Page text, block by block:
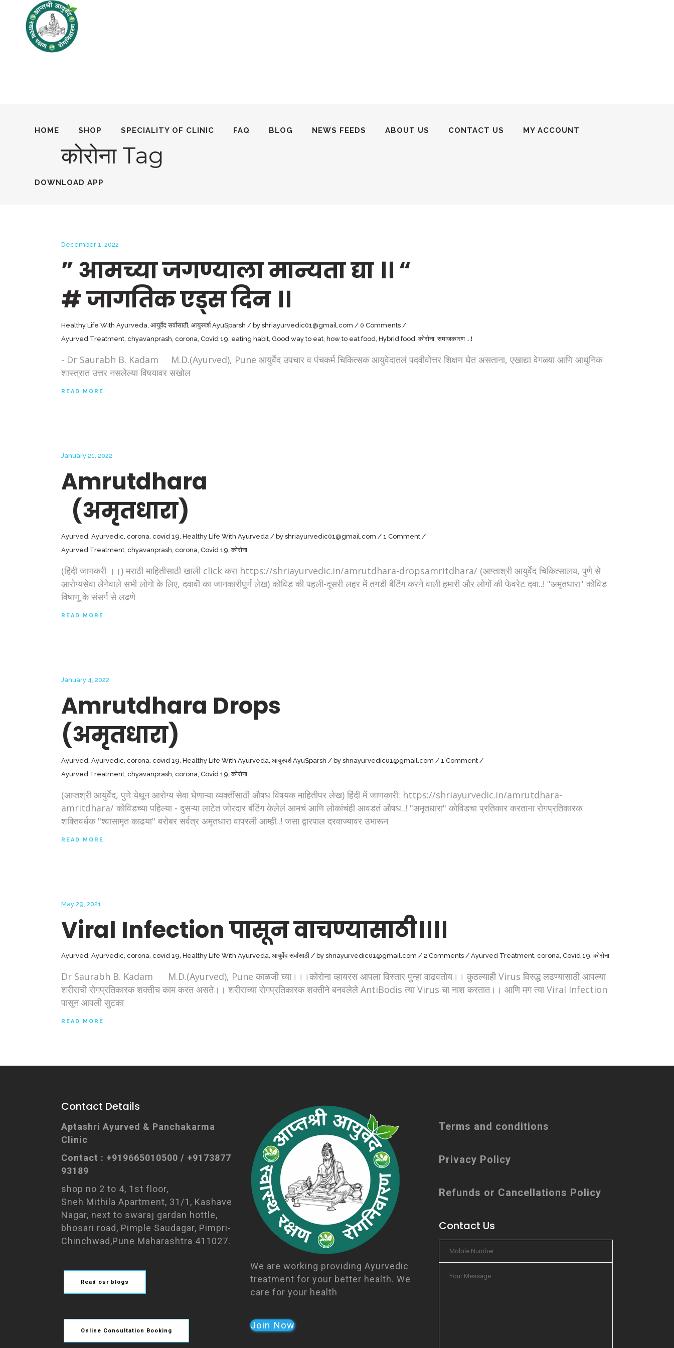
HOME SHOP SPECIALITY OF CLINIC FAQ BLOG NEWS FEEDS ABOUT US CONTACT US MY ACCOUNT
DOWNLOAD APP
कोरोना Tag
December 1, 2022
” आमच्या जगण्याला मान्यता द्या ।। “
# जागतिक एड्स दिन ।।
Healthy Life With Ayurveda, आयुर्वेद सर्वांसाठी, आयुस्पर्श AyuSparsh by shriayurvedic01@gmail.com
0 Comments
Ayurved Treatment, chyavanprash, corona, Covid 19, eating habit, Good way to eat, how to eat food, Hybrid food,कोरोना,समाजकारण ...!
- Dr Saurabh B. Kadam M.D.(Ayurved), Pune आयुर्वेद उपचार व पंचकर्म चिकित्सक आयुवेदातलं पदवीवोत्तर शिक्षण घेत असताना, एखाद्या वेगळ्या आणि आधुनिक
शास्त्रात उत्तर नसलेल्या विषयावर सखोल
READ MORE
January 21, 2022
Amrutdhara
(अमृतधारा)
Ayurved, Ayurvedic, corona, covid 19, Healthy Life With Ayurveda by shriayurvedic01@gmail.com
1 Comment
Ayurved Treatment, chyavanprash, corona, Covid 19,कोरोना
(हिंदी जाणकरी ।।) मराठी माहितीसाठी खाली click करा https://shriayurvedic.in/amrutdhara-dropsamritdhara/ (आप्ताश्री आयुर्वेद चिकित्सालय, पुणे से
आरोग्यसेवा लेनेवाले सभी लोगो के लिए, दवावॊ का जानकारीपूर्ण लेख) कोविड की पहली-दूसरी लहर में तगडी बैटिंग करने वाली हमारी और लोगों की फेवरेट दवा..! "अमृतधारा" कोविड
विषाणू के संसर्ग से लढणे
READ MORE
January 4, 2022
Amrutdhara Drops
(अमृतधारा)
Ayurved, Ayurvedic, corona, covid 19, Healthy Life With Ayurveda, आयुस्पर्श AyuSparsh by shriayurvedic01@gmail.com
1 Comment
Ayurved Treatment, chyavanprash, corona, Covid 19,कोरोना
(आप्तश्री आयुर्वेद, पुणे येथून आरोग्य सेवा घेणाऱ्या व्यक्तींसाठी औषध विषयक माहितीपर लेख) हिंदी में जाणकारी: https://shriayurvedic.in/amrutdhara-
amritdhara/ कोविडच्या पहिल्या - दुसऱ्या लाटेत जोरदार बॅटिंग केलेलं आमचं आणि लोकांचंही आवडतं औषध..! "अमृतधारा" कोविडचा प्रतिकार करताना रोगप्रतिकारक
शक्तिवर्धक "श्वासामृत काढया" बरोबर सर्वत्र अमृतधारा वापरली आम्ही..! जसा द्वारपाल दरवाज्यावर उभारून
READ MORE
May 29, 2021
Viral Infection पासून वाचण्यासाठी।।।।
Ayurved, Ayurvedic, corona, covid 19, Healthy Life With Ayurveda, आयुर्वेद सर्वांसाठी by shriayurvedic01@gmail.com 2 Comments Ayurved Treatment, corona, Covid 19,कोरोना
Dr Saurabh B. Kadam M.D.(Ayurved), Pune काळजी घ्या।।।कोरोना व्हायरस आपला विस्तार पुन्हा वाढवतोय।। कुठल्याही Virus विरुद्ध लढण्यासाठी आपल्या
शरीराची रोगप्रतिकारक शक्तीच काम करत असते।। शरीराच्या रोगप्रतिकारक शक्तीने बनवलेले AntiBodis त्या Virus चा नाश करतात।। आणि मग त्या Viral Infection
पासून आपली सुटका
READ MORE
Contact Details
Aptashri Ayurved & Panchakarma
Clinic
Contact : +919665010500 / +9173877
93189
shop no 2 to 4, 1st floor,
Sneh Mithila Apartment, 31/1, Kashave
Nagar, next to swaraj gardan hottle,
bhosari road, Pimple Saudagar, Pimpri-
Chinchwad,Pune Maharashtra 411027.
Read our blogs
Online Consultation Booking
We are working providing Ayurvedic
treatment for your better health. We
care for your health
Join Now
Terms and conditions
Privacy Policy
Refunds or Cancellations Policy
Contact Us